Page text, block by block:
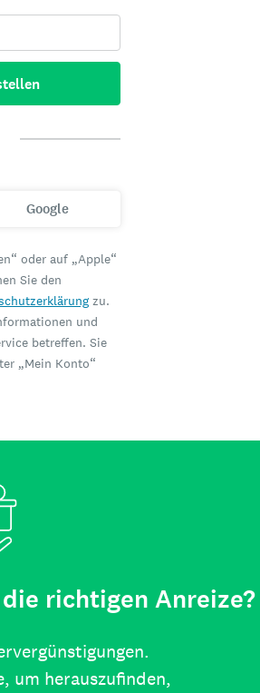
Google
oder auf „Apple“
Sie den
zu.
und
betreffen. Sie
„Mein Konto“
richtigen Anreize?
um herauszufinden,